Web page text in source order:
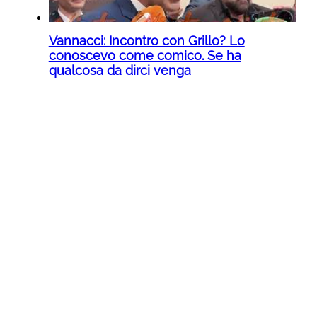
Vannacci: Incontro con Grillo? Lo
conoscevo come comico. Se ha
qualcosa da dirci venga